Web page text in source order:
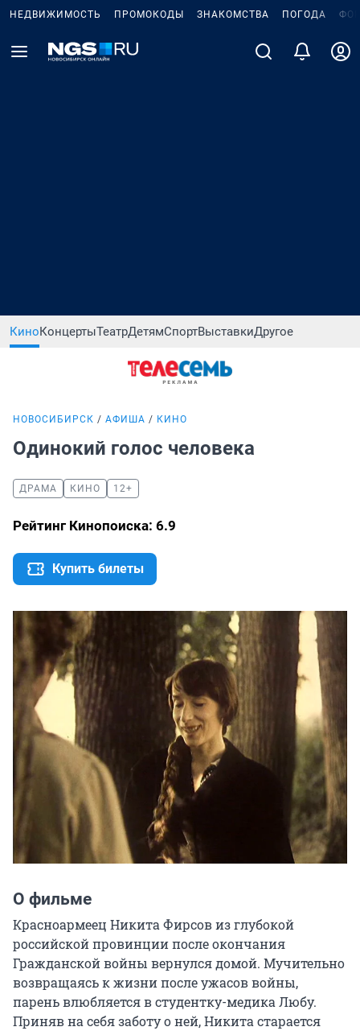
НЕДВИЖИМОСТЬ ПРОМОКОДЫ ЗНАКОМСТВА ПОГОДА
КиноКонцертыТеатрДетямСпортВыставкиДругое
НОВОСИБИРСК АФИША КИНО
Одинокий голос человека
ДРАМА КИНО 12+
Рейтинг Кинопоиска: 6.9
Купить билеты
О фильме
Красноармеец Никита Фирсов из глубокой
российской провинции после окончания
Гражданской войны вернулся домой. Мучительно
возвращаясь к жизни после ужасов войны,
парень влюбляется в студентку-медика Любу.
Приняв на себя заботу о ней, Никита старается